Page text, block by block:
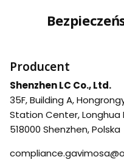
Producent
Shenzhen LC Co., Ltd.
35F, Building A,
Station Center, Longhua
518000 Shenzhen, Polska